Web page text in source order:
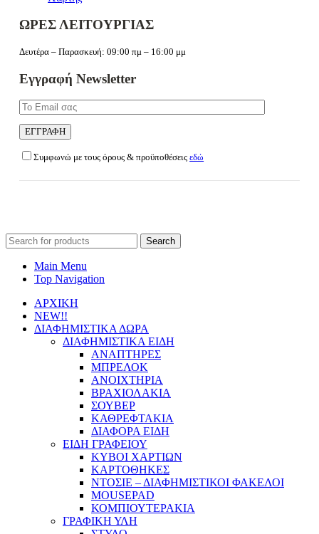
ΩΡΕΣ ΛΕΙΤΟΥΡΓΙΑΣ
Δευτέρα – Παρασκευή: 09:00 πμ – 16:00 μμ
Εγγραφή Newsletter
Συμφωνώ με τους όρους & προϋποθέσειςεδώ
Search
for:
Main Menu
Top Navigation
ΑΡΧΙΚΗ
NEW!!
ΔΙΑΦΗΜΙΣΤΙΚΑ ΔΩΡΑ
ΔΙΑΦΗΜΙΣΤΙΚΑ ΕΙΔΗ
ΑΝΑΠΤΗΡΕΣ
ΜΠΡΕΛΟΚ
ΑΝΟΙΧΤΗΡΙΑ
ΒΡΑΧΙΟΛΑΚΙΑ
ΣΟΥΒΕΡ
ΚΑΘΡΕΦΤΑΚΙΑ
ΔΙΑΦΟΡΑ ΕΙΔΗ
ΕΙΔΗ ΓΡΑΦΕΙΟΥ
ΚΥΒΟΙ ΧΑΡΤΙΩΝ
ΚΑΡΤΟΘΗΚΕΣ
ΝΤΟΣΙΕ – ΔΙΑΦΗΜΙΣΤΙΚΟΙ ΦΑΚΕΛΟΙ
MOUSEPAD
ΚΟΜΠΙΟΥΤΕΡΑΚΙΑ
ΓΡΑΦΙΚΗ ΥΛΗ